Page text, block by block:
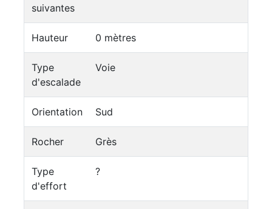
suivantes
Hauteur 0 mètres
Type
d'escalade
Voie
Orientation Sud
Rocher Grès
Type
d'effort
?